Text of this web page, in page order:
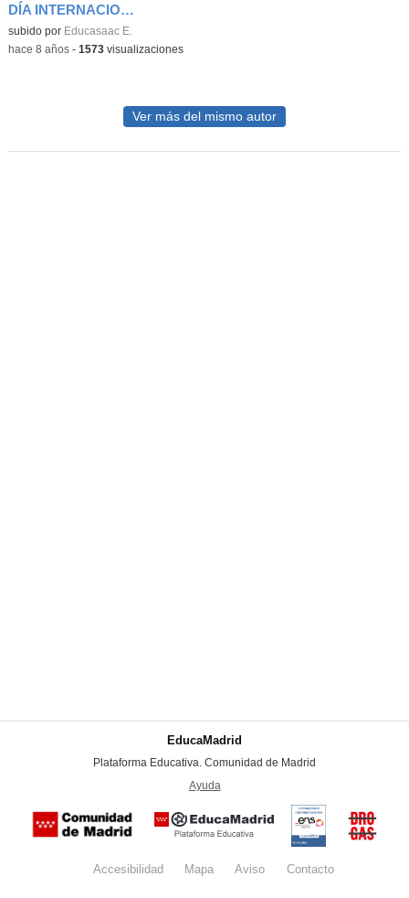
DÍA INTERNACIONAL DE LA ENFERMERÍA
subido por Educasaac E.
-hace 8 años- 1573visualizaciones
Ver más del mismo autor
EducaMadrid
Plataforma Educativa. Comunidad de Madrid
Ayuda
Certificación
conformidad
con el
Nacional de
Seguridad
del
Accesibilidad Mapa Aviso legalContacto